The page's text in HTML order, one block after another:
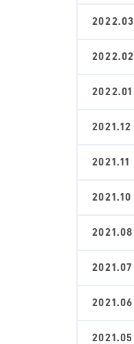
2022.03
2022.02
2022.01
2021.12
2021.11
2021.10
2021.08
2021.07
2021.06
2021.05